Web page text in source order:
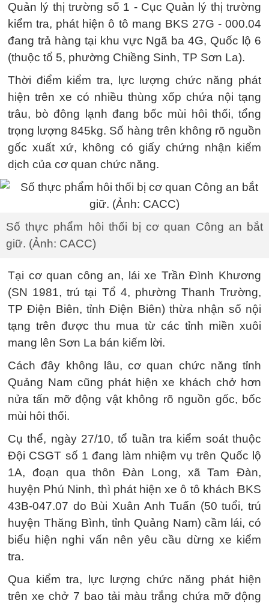
Quản lý thị trường số 1 - Cục Quản lý thị trường
kiểm tra, phát hiện ô tô mang BKS 27G - 000.04
đang trả hàng tại khu vực Ngã ba 4G, Quốc lộ 6
(thuộc tổ 5, phường Chiềng Sinh, TP Sơn La).
Thời điểm kiểm tra, lực lượng chức năng phát
hiện trên xe có nhiều thùng xốp chứa nội tạng
trâu, bò đông lạnh đang bốc mùi hôi thối, tổng
trọng lượng 845kg. Số hàng trên không rõ nguồn
gốc xuất xứ, không có giấy chứng nhận kiểm
dịch của cơ quan chức năng.
Số thực phẩm hôi thối bị cơ quan Công an bắt
giữ. (Ảnh: CACC)
Tại cơ quan công an, lái xe Trần Đình Khương
(SN 1981, trú tại Tổ 4, phường Thanh Trường,
TP Điện Biên, tỉnh Điện Biên) thừa nhận số nội
tạng trên được thu mua từ các tỉnh miền xuôi
mang lên Sơn La bán kiếm lời.
Cách đây không lâu, cơ quan chức năng tỉnh
Quảng Nam cũng phát hiện xe khách chở hơn
nửa tấn mỡ động vật không rõ nguồn gốc, bốc
mùi hôi thối.
Cụ thể, ngày 27/10, tổ tuần tra kiểm soát thuộc
Đội CSGT số 1 đang làm nhiệm vụ trên Quốc lộ
1A, đoạn qua thôn Đàn Long, xã Tam Đàn,
huyện Phú Ninh, thì phát hiện xe ô tô khách BKS
43B-047.07 do Bùi Xuân Anh Tuấn (50 tuổi, trú
huyện Thăng Bình, tỉnh Quảng Nam) cầm lái, có
biểu hiện nghi vấn nên yêu cầu dừng xe kiểm
tra.
Qua kiểm tra, lực lượng chức năng phát hiện
trên xe chở 7 bao tải màu trắng chứa mỡ động